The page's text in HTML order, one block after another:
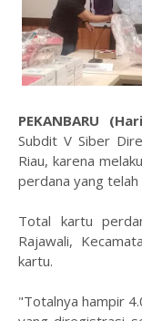
PEKANBARU
Subdit V Siber
Riau, karena
perdana yang
Total kartu
Rajawali,
kartu.
"Totalnya hampir